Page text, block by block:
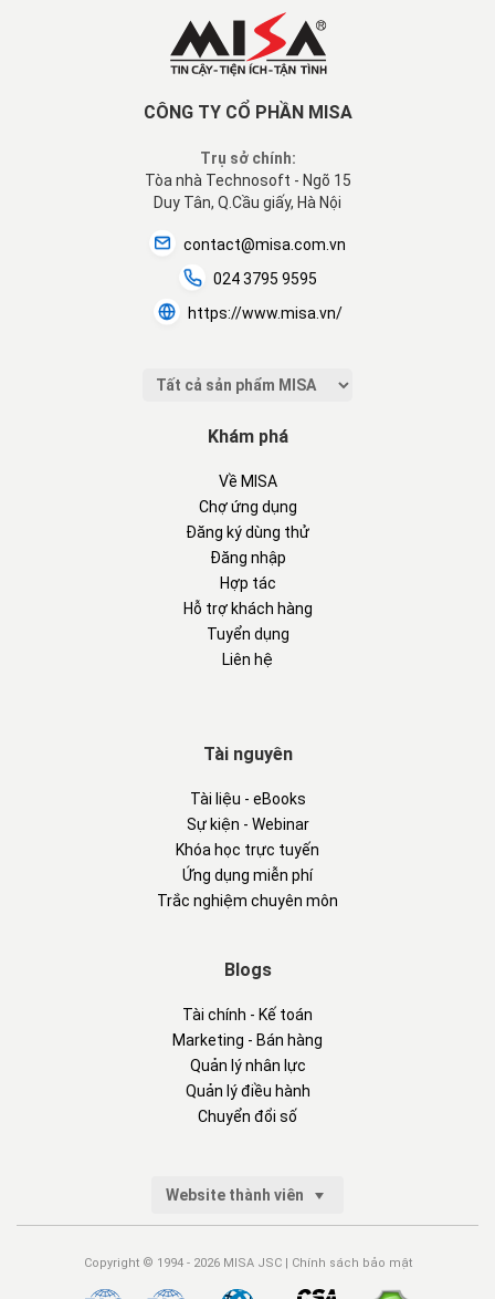
CÔNG TY CỔ PHẦN MISA
Trụ sở chính:
Tòa nhà Technosoft - Ngõ 15
Duy Tân, Q.Cầu giấy, Hà Nội
contact@misa.com.vn
024 3795 9595
https://www.misa.vn/
Khám phá
Về MISA
Chợ ứng dụng
Đăng ký dùng thử
Đăng nhập
Hợp tác
Hỗ trợ khách hàng
Tuyển dụng
Liên hệ
Tài nguyên
Tài liệu - eBooks
Sự kiện - Webinar
Khóa học trực tuyến
Ứng dụng miễn phí
Trắc nghiệm chuyên môn
Blogs
Tài chính - Kế toán
Marketing - Bán hàng
Quản lý nhân lực
Quản lý điều hành
Chuyển đổi số
Website thành viên
Copyright © 1994 - 2026 MISA JSC | Chính sách bảo mật